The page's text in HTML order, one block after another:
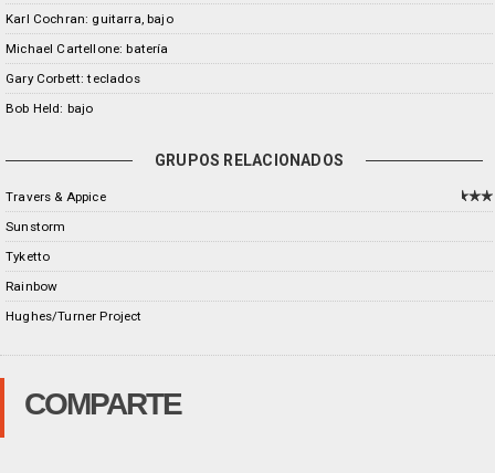
Karl Cochran: guitarra, bajo
Michael Cartellone: batería
Gary Corbett: teclados
Bob Held: bajo
GRUPOS RELACIONADOS
Travers & Appice
Sunstorm
Tyketto
Rainbow
Hughes/Turner Project
COMPARTE